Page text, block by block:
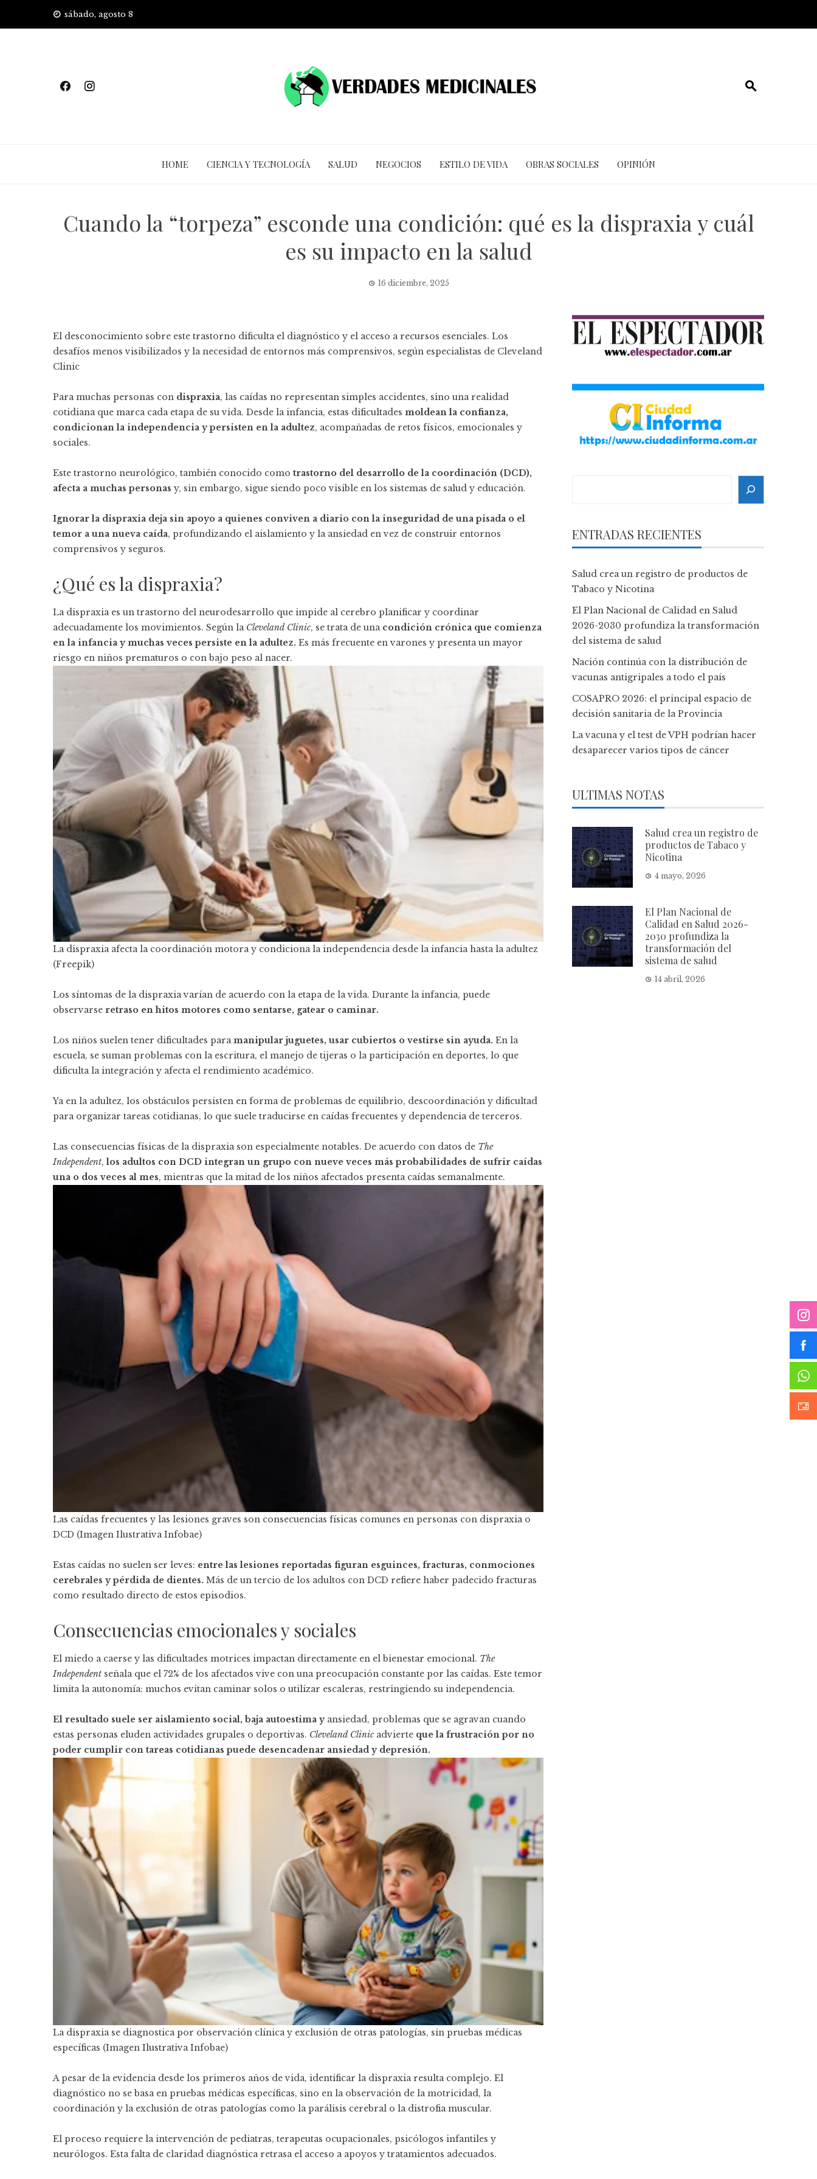
sábado, agosto 8
HOME CIENCIA Y TECNOLOGÍA SALUD NEGOCIOS ESTILO DE VIDA OBRAS SOCIALES OPINIÓN
Cuando la “torpeza” esconde una condición: qué es la dispraxia y cuál
es su impacto en la salud
16 diciembre, 2025
El desconocimiento sobre este trastorno dificulta el diagnóstico y el acceso a recursos esenciales. Los
desafíos menos visibilizados y la necesidad de entornos más comprensivos, según especialistas de Cleveland
Clinic
Para muchas personas con dispraxia, las caídas no representan simples accidentes, sino una realidad
cotidiana que marca cada etapa de su vida. Desde la infancia, estas dificultades moldean la confianza,
condicionan la independencia y persisten en la adultez, acompañadas de retos físicos, emocionales y
sociales.
Este trastorno neurológico, también conocido como trastorno del desarrollo de la coordinación (DCD),
afecta a muchas personas y, sin embargo, sigue siendo poco visible en los sistemas de salud y educación.
Ignorar la dispraxia deja sin apoyo a quienes conviven a diario con la inseguridad de una pisada o el
temor a una nueva caída, profundizando el aislamiento y la ansiedad en vez de construir entornos
comprensivos y seguros.
¿Qué es la dispraxia?
La dispraxia es un trastorno del neurodesarrollo que impide al cerebro planificar y coordinar
adecuadamente los movimientos. Según la Cleveland Clinic, se trata de una condición crónica que comienza
en la infancia y muchas veces persiste en la adultez. Es más frecuente en varones y presenta un mayor
riesgo en niños prematuros o con bajo peso al nacer.
La dispraxia afecta la coordinación motora y condiciona la independencia desde la infancia hasta la adultez
(Freepik)
Los síntomas de la dispraxia varían de acuerdo con la etapa de la vida. Durante la infancia, puede
observarse retraso en hitos motores como sentarse, gatear o caminar.
Los niños suelen tener dificultades paramanipular juguetes, usar cubiertos o vestirse sin ayuda. En la
escuela, se suman problemas con la escritura, el manejo de tijeras o la participación en deportes, lo que
dificulta la integración y afecta el rendimiento académico.
Ya en la adultez, los obstáculos persisten en forma de problemas de equilibrio, descoordinación y dificultad
para organizar tareas cotidianas, lo que suele traducirse en caídas frecuentes y dependencia de terceros.
Las consecuencias físicas de la dispraxia son especialmente notables. De acuerdo con datos de The
Independent,los adultos con DCD integran un grupo con nueve veces más probabilidades de sufrir caídas
una o dos veces al mes, mientras que la mitad de los niños afectados presenta caídas semanalmente.
Las caídas frecuentes y las lesiones graves son consecuencias físicas comunes en personas con dispraxia o
DCD (Imagen Ilustrativa Infobae)
Estas caídas no suelen ser leves: entre las lesiones reportadas figuran esguinces, fracturas, conmociones
cerebrales y pérdida de dientes. Más de un tercio de los adultos con DCD refiere haber padecido fracturas
como resultado directo de estos episodios.
Consecuencias emocionales y sociales
El miedo a caerse y las dificultades motrices impactan directamente en el bienestar emocional. The
Independent señala que el 72% de los afectados vive con una preocupación constante por las caídas. Este temor
limita la autonomía: muchos evitan caminar solos o utilizar escaleras, restringiendo su independencia.
El resultado suele ser aislamiento social, baja autoestima y ansiedad, problemas que se agravan cuando
estas personas eluden actividades grupales o deportivas. Cleveland Clinic advierte que la frustración por no
poder cumplir con tareas cotidianas puede desencadenar ansiedad y depresión.
La dispraxia se diagnostica por observación clínica y exclusión de otras patologías, sin pruebas médicas
específicas (Imagen Ilustrativa Infobae)
A pesar de la evidencia desde los primeros años de vida, identificar la dispraxia resulta complejo. El
diagnóstico no se basa en pruebas médicas específicas, sino en la observación de la motricidad, la
coordinación y la exclusión de otras patologías como la parálisis cerebral o la distrofia muscular.
El proceso requiere la intervención de pediatras, terapeutas ocupacionales, psicólogos infantiles y
neurólogos. Esta falta de claridad diagnóstica retrasa el acceso a apoyos y tratamientos adecuados.
ENTRADAS RECIENTES
Salud crea un registro de productos de
Tabaco y Nicotina
El Plan Nacional de Calidad en Salud
2026-2030 profundiza la transformación
del sistema de salud
Nación continúa con la distribución de
vacunas antigripales a todo el país
COSAPRO 2026: el principal espacio de
decisión sanitaria de la Provincia
La vacuna y el test de VPH podrían hacer
desaparecer varios tipos de cáncer
ULTIMAS NOTAS
Salud crea un registro de
productos de Tabaco y
Nicotina
4 mayo, 2026
El Plan Nacional de
Calidad en Salud 2026-
2030 profundiza la
transformación del
sistema de salud
14 abril, 2026